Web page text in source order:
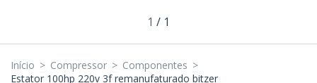
1 / 1
Início > Compressor > Componentes >
Estator 100hp 220v 3f remanufaturado bitzer